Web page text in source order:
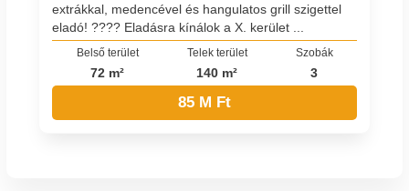
extrákkal, medencével és hangulatos grill szigettel
eladó! ???? Eladásra kínálok a X. kerület ...
Belső terület
72 m²
Telek terület
140 m²
Szobák
3
85 M Ft